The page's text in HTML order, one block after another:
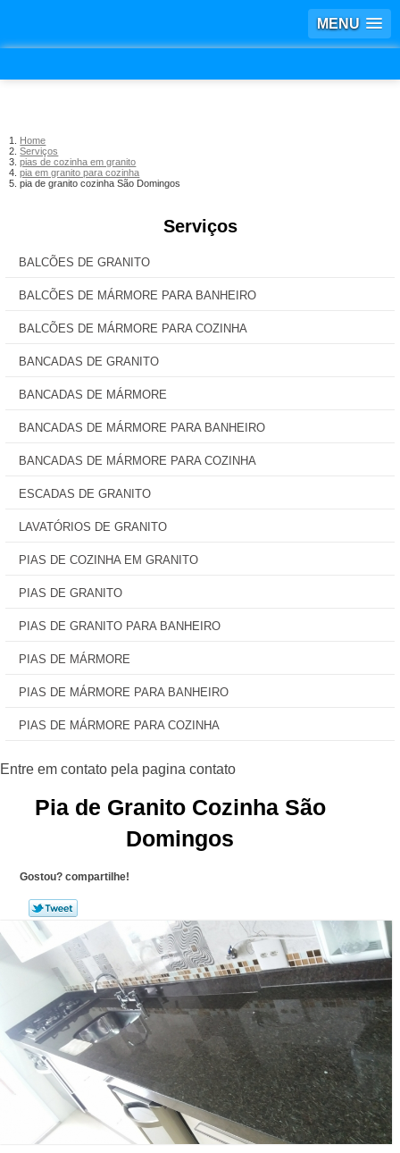
MENU
Home
Serviços
pias de cozinha em granito
pia em granito para cozinha
pia de granito cozinha São Domingos
Serviços
BALCÕES DE GRANITO
BALCÕES DE MÁRMORE PARA BANHEIRO
BALCÕES DE MÁRMORE PARA COZINHA
BANCADAS DE GRANITO
BANCADAS DE MÁRMORE
BANCADAS DE MÁRMORE PARA BANHEIRO
BANCADAS DE MÁRMORE PARA COZINHA
ESCADAS DE GRANITO
LAVATÓRIOS DE GRANITO
PIAS DE COZINHA EM GRANITO
PIAS DE GRANITO
PIAS DE GRANITO PARA BANHEIRO
PIAS DE MÁRMORE
PIAS DE MÁRMORE PARA BANHEIRO
PIAS DE MÁRMORE PARA COZINHA
Pia de Granito Cozinha São
Domingos
Gostou? compartilhe!